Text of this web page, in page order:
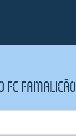
FC FAMALICÃO